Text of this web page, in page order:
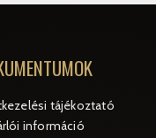
tájékoztató
információ